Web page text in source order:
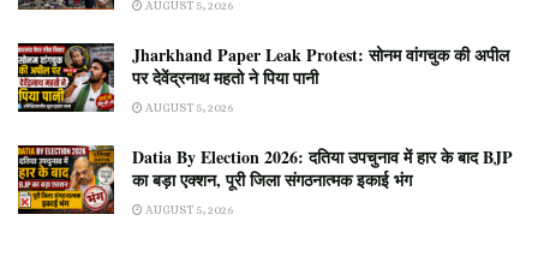
AUGUST 5, 2026
Jharkhand Paper Leak Protest: सोनम वांगचुक की अपील
पर देवेंद्रनाथ महतो ने पिया पानी
AUGUST 5, 2026
Datia By Election 2026: दतिया उपचुनाव में हार के बाद BJP
का बड़ा एक्शन, पूरी जिला संगठनात्मक इकाई भंग
AUGUST 5, 2026